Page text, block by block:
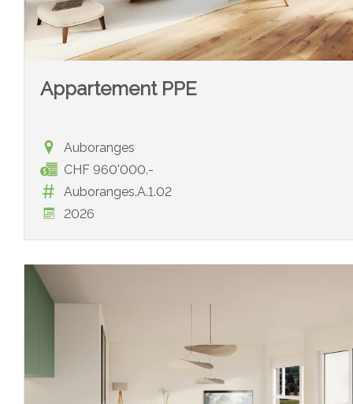
Appartement PPE
Auboranges
CHF 960'000.-
Auboranges.A.1.02
2026